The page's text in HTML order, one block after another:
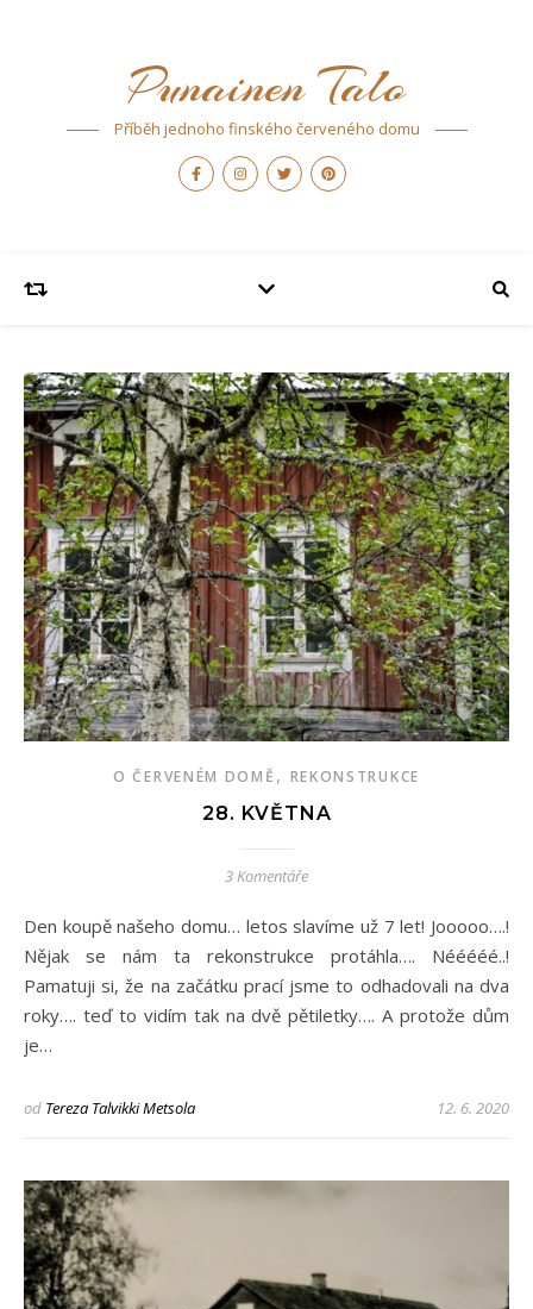
Punainen Talo
Příběh jednoho finského červeného domu
O ČERVENÉM DOMĚ , REKONSTRUKCE
28. KVĚTNA
3 Komentáře
Den koupě našeho domu… letos slavíme už 7 let! Jooooo….!
Nějak se nám ta rekonstrukce protáhla…. Nééééé..!
Pamatuji si, že na začátku prací jsme to odhadovali na dva
roky…. teď to vidím tak na dvě pětiletky…. A protože dům
je…
od Tereza Talvikki Metsola 12. 6. 2020